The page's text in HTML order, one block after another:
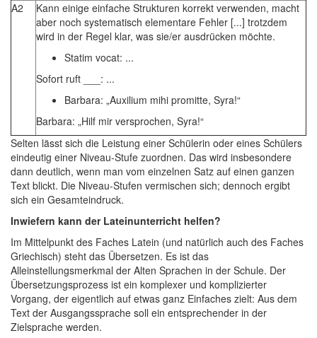
A2
Kann einige einfache Strukturen korrekt verwenden, macht
aber noch systematisch elementare Fehler [...] trotzdem
wird in der Regel klar, was sie/er ausdrücken möchte.
Statim vocat: ...
Sofort ruft ___: ...
Barbara: „Auxilium mihi promitte, Syra!“
Barbara: „Hilf mir versprochen, Syra!“
Selten lässt sich die Leistung einer Schülerin oder eines Schülers
eindeutig einer Niveau-Stufe zuordnen. Das wird insbesondere
dann deutlich, wenn man vom einzelnen Satz auf einen ganzen
Text blickt. Die Niveau-Stufen vermischen sich; dennoch ergibt
sich ein Gesamteindruck.
Inwiefern kann der Lateinunterricht helfen?
Im Mittelpunkt des Faches Latein (und natürlich auch des Faches
Griechisch) steht das Übersetzen. Es ist das
Alleinstellungsmerkmal der Alten Sprachen in der Schule. Der
Übersetzungsprozess ist ein komplexer und komplizierter
Vorgang, der eigentlich auf etwas ganz Einfaches zielt: Aus dem
Text der Ausgangssprache soll ein entsprechender in der
Zielsprache werden.